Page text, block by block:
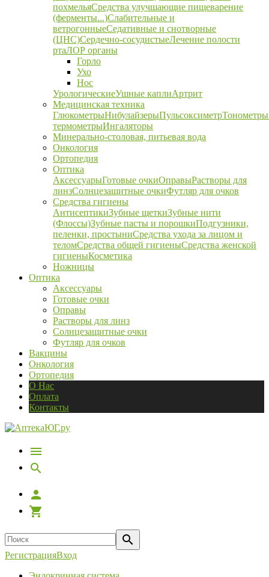
похмельяСредства улучшающие пищеварение
(ферменты...)Слабительные и
ветрогонныеСедативные и снотворные
(ЦНС)Сердечно-сосудистыеЛечение полости
ртаЛОР органы
Горло
Ухо
Нос
УрологическиеУшные каплиАртрит
Медицинская техника
ГлюкометрыНибулайзерыПульсоксиметрТонометры
термометрыИнгаляторы
Минерально-столовая, питьевая вода
Онкология
Ортопедия
Оптика
АксессуарыГотовые очкиОправыРастворы для
линзСолнцезащитные очкиФутляр для очков
Средства гигиены
АнтисептикиЗубные щеткиЗубные нити
(Флоссы)Зубные пасты и порошкиПодгузники,
пеленки, простыниСредства ухода за лицом и
теломСредства общей гигиеныСредства женской
гигиеныКосметика
Ножницы
Оптика
Аксессуары
Готовые очки
Оправы
Растворы для линз
Солнцезащитные очки
Футляр для очков
Вакцины
Онкология
Ортопедия
О Нас
Оплата
Контакты
РегистрацияВход